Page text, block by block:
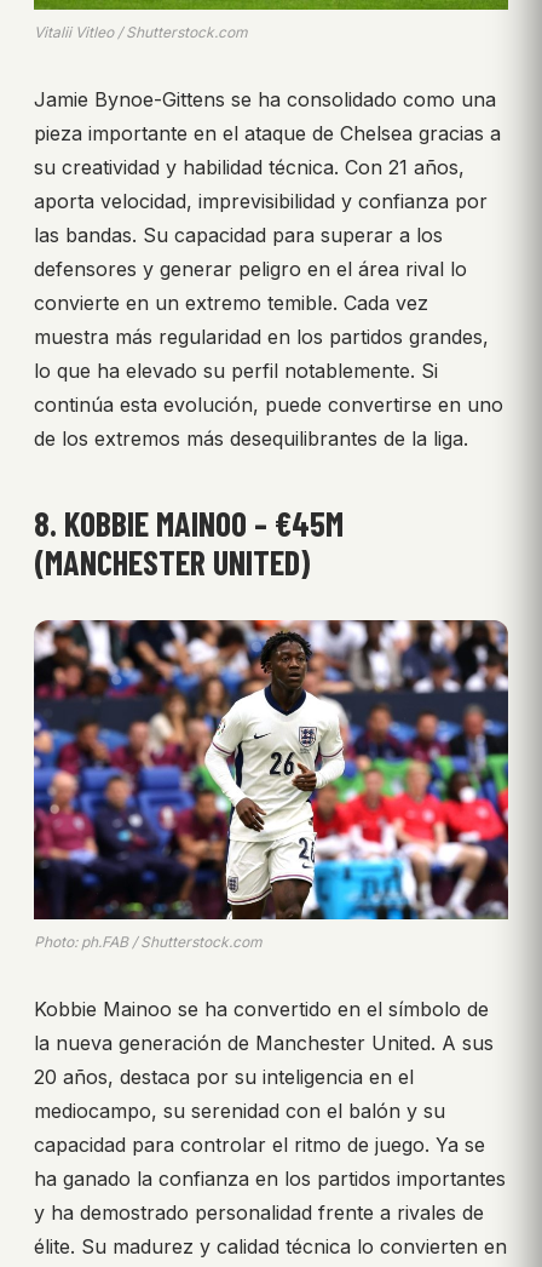
Vitalii Vitleo / Shutterstock.com
Jamie Bynoe-Gittens se ha consolidado como una
pieza importante en el ataque de Chelsea gracias a
su creatividad y habilidad técnica. Con 21 años,
aporta velocidad, imprevisibilidad y confianza por
las bandas. Su capacidad para superar a los
defensores y generar peligro en el área rival lo
convierte en un extremo temible. Cada vez
muestra más regularidad en los partidos grandes,
lo que ha elevado su perfil notablemente. Si
continúa esta evolución, puede convertirse en uno
de los extremos más desequilibrantes de la liga.
8. KOBBIE MAINOO – €45M
(MANCHESTER UNITED)
Photo: ph.FAB / Shutterstock.com
Kobbie Mainoo se ha convertido en el símbolo de
la nueva generación de Manchester United. A sus
20 años, destaca por su inteligencia en el
mediocampo, su serenidad con el balón y su
capacidad para controlar el ritmo de juego. Ya se
ha ganado la confianza en los partidos importantes
y ha demostrado personalidad frente a rivales de
élite. Su madurez y calidad técnica lo convierten en